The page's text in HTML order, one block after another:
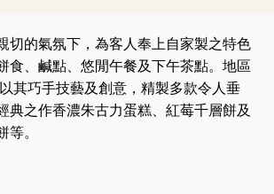
切的氣氛下，為客人奉上自家製之特色
食、鹹點、悠閒午餐及下午茶點。地區
其巧手技藝及創意，精製多款令人垂
典之作香濃朱古力蛋糕、紅莓千層餅及
等。